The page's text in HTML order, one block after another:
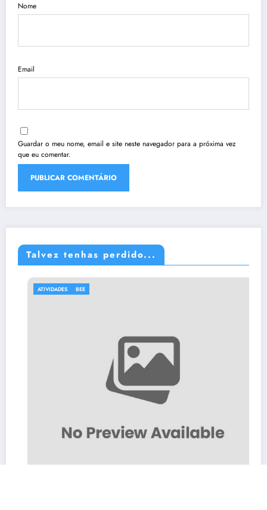
Nome
Email
Guardar o meu nome, email e site neste navegador para a próxima vez
que eu comentar.
Talvez tenhas perdido...
ATIVIDADES BEE